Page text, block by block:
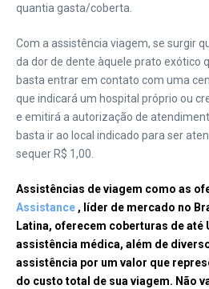
quantia gasta/coberta.
Com a assistência viagem, se surgir
da dor de dente àquele prato exótico
basta entrar em contato com uma
que indicará um hospital próprio ou
e emitirá a autorização de
basta ir ao local indicado para ser
sequer R$ 1,00.
Assistências de viagem como as
Assistance , líder de mercado no
Latina, oferecem coberturas de até
assistência médica, além de
assistência por um valor que
do custo total de sua viagem. Não